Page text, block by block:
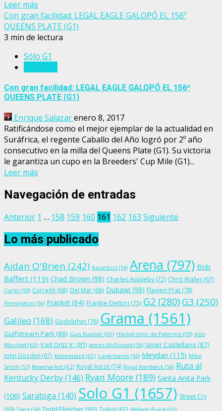
Leer más
Con gran facilidad: LEGAL EAGLE GALOPÓ EL 156º
QUEENS PLATE (G1)
3 min de lectura
Sólo G1
Con gran facilidad: LEGAL EAGLE GALOPÓ EL 156º
QUEENS PLATE (G1)
Enrique Salazarenero 8, 2017
Ratificándose como el mejor ejemplar de la actualidad en
Suráfrica, el regente Caballo del Año logró por 2º año
consecutivo en la milla del Queens Plate (G1). Su victoria
le garantiza un cupo en la Breeders' Cup Mile (G1)...
Leer más
Navegación de entradas
Anterior 1 … 158 159 160 161 162 163 Siguiente
Lo más publicado
Aidan O'Brien (242) Aqueduct (54) Arena (797) Bob
Baffert (119) Chad Brown (98) Charles Appleby (72) Chris Waller(67)
Curlin (59) Curragh (68) Del Mar (68) Dubawi (98) Flavien Prat (78)
Flemington (56) Frankel (94) Frankie Dettori (75) G2 (280)G3 (250)
Galileo (168) Godolphin (76) Grama (1561)
Gulfstream Park(88) Gun Runner (65) Hipódromo de Palermo (59) Into
Mischief (65) Irad Ortiz Jr. (81) James McDonald (56) Javier Castellano (87)
John Gosden (67) Keeneland (65) Longchamp (56) Meydan (115) Mike
Smith (57) Newmarket (62) Royal Ascot (74) Royal Randwick (56) Ruta al
Kentucky Derby(146) Ryan Moore (189) Santa Anita Park
(106) Saratoga (140) Solo G1 (1657) Street Cry
(69) Tapit (58) Todd Pletcher(90) Tokyo (67) William Buick (61)